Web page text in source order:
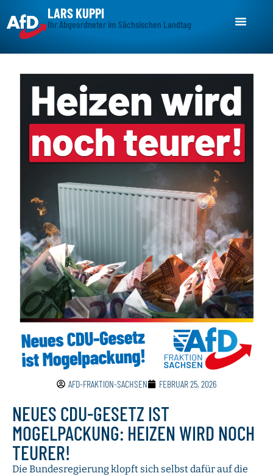
LARS KUPPI
Ihr Abgeordneter im Sächsischen Landtag
AFD-FRAKTION-SACHSEN FEBRUAR 25, 2026
NEUES CDU-GESETZ IST
MOGELPACKUNG: HEIZEN WIRD NOCH
TEURER!
Die Bundesregierung klopft sich selbst dafür auf die